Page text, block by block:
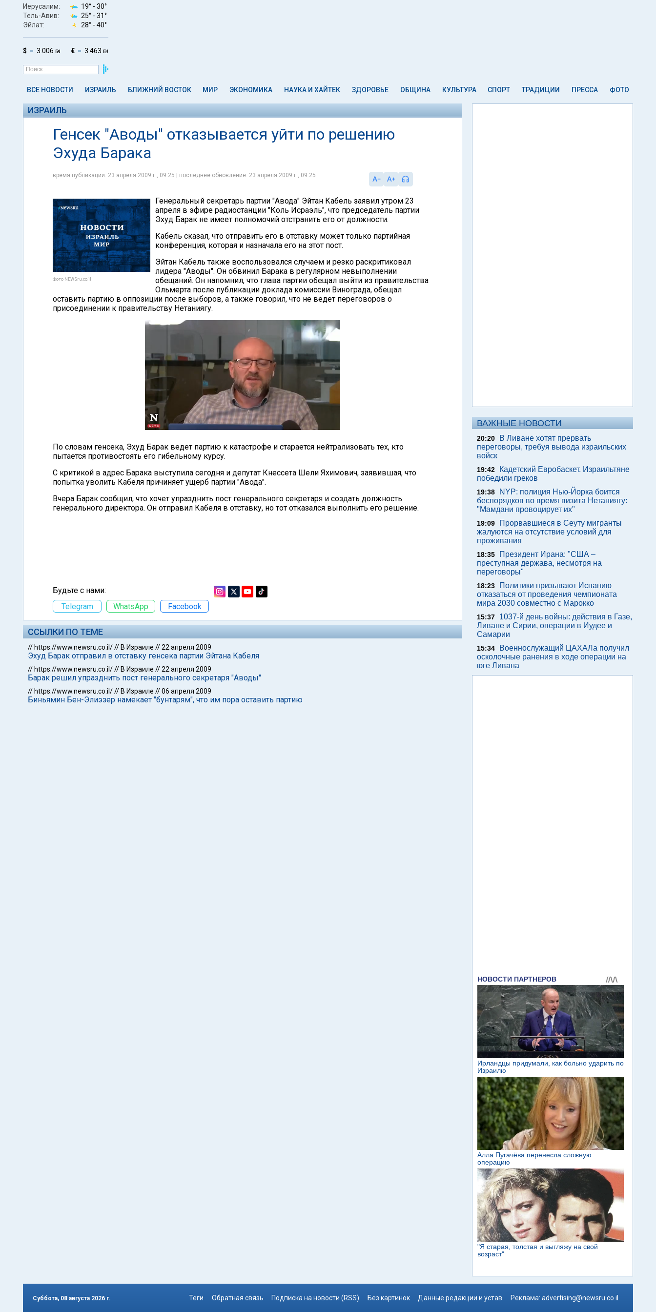
Иерусалим: 19° - 30°
Тель-Авив:
25° - 31°
Эйлат:
28° - 40°
$ 3.006 ₪ € 3.463 ₪
ВСЕ НОВОСТИ ИЗРАИЛЬ БЛИЖНИЙ ВОСТОК МИР ЭКОНОМИКА НАУКА И ХАЙТЕК ЗДОРОВЬЕ ОБЩИНА КУЛЬТУРА СПОРТ ТРАДИЦИИ ПРЕССА ФОТО
ИЗРАИЛЬ
Генсек "Аводы" отказывается уйти по решению
Эхуда Барака
время публикации: 23 апреля 2009 г., 09:25 | последнее обновление: 23 апреля 2009 г., 09:25
Фото NEWSru.co.il
Генеральный секретарь партии "Авода" Эйтан Кабель заявил утром 23
апреля в эфире радиостанции "Коль Исраэль", что председатель партии
Эхуд Барак не имеет полномочий отстранить его от должности.
Кабель сказал, что отправить его в отставку может только партийная
конференция, которая и назначала его на этот пост.
Эйтан Кабель также воспользовался случаем и резко раскритиковал
лидера "Аводы". Он обвинил Барака в регулярном невыполнении
обещаний. Он напомнил, что глава партии обещал выйти из правительства
Ольмерта после публикации доклада комиссии Винограда, обещал
оставить партию в оппозиции после выборов, а также говорил, что не ведет переговоров о
присоединении к правительству Нетаниягу.
По словам генсека, Эхуд Барак ведет партию к катастрофе и старается нейтрализовать тех, кто
пытается противостоять его гибельному курсу.
С критикой в адрес Барака выступила сегодня и депутат Кнессета Шели Яхимович, заявившая, что
попытка уволить Кабеля причиняет ущерб партии "Авода".
Вчера Барак сообщил, что хочет упразднить пост генерального секретаря и создать должность
генерального директора. Он отправил Кабеля в отставку, но тот отказался выполнить его решение.
Будьте с нами:
Telegram
WhatsApp Facebook
ССЫЛКИ ПО ТЕМЕ
// https://www.newsru.co.il/// В Израиле //22 апреля 2009
Эхуд Барак отправил в отставку генсека партии Эйтана Кабеля
// https://www.newsru.co.il/// В Израиле //22 апреля 2009
Барак решил упразднить пост генерального секретаря "Аводы"
// https://www.newsru.co.il/// В Израиле //06 апреля 2009
Биньямин Бен-Элиэзер намекает "бунтарям", что им пора оставить партию
ВАЖНЫЕ НОВОСТИ
20:20
В Ливане хотят прервать
переговоры, требуя вывода израильских
войск
19:42
Кадетский Евробаскет. Израильтяне
победили греков
19:38
NYP: полиция Нью-Йорка боится
беспорядков во время визита Нетаниягу:
"Мамдани провоцирует их"
19:09
Прорвавшиеся в Сеуту мигранты
жалуются на отсутствие условий для
проживания
18:35
Президент Ирана: "США –
преступная держава, несмотря на
переговоры"
18:23
Политики призывают Испанию
отказаться от проведения чемпионата
мира 2030 совместно с Марокко
15:37
1037-й день войны: действия в Газе,
Ливане и Сирии, операции в Иудее и
Самарии
15:34
Военнослужащий ЦАХАЛа получил
осколочные ранения в ходе операции на
юге Ливана
Суббота, 08 августа 2026 г. Теги Обратная связь Подписка на новости (RSS) Без картинок Данные редакции и устав Реклама: advertising@newsru.co.il